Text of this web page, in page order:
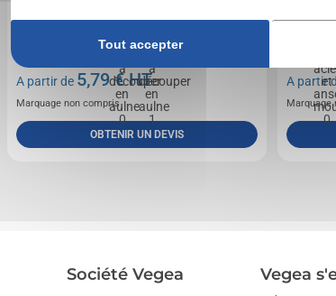
Planche à découper avec poignée et cordelette, fabriquée en
A partir de 5,79€ HT
Marquage non compris
OBTENIR UN DEVIS
Mug
A partir
Marquage
Société Vegea Vegea
Tout accepter